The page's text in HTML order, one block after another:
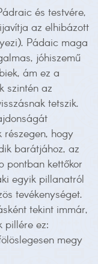
és testvére,
az elhibázott
Pádaic maga
jóhiszemű
ám ez a
szintén az
tetszik.
hogy
barátjához, az
pontban kettőkor
egyik pillanatról
tevékenységet.
tekint immár,
pillére ez:
megy